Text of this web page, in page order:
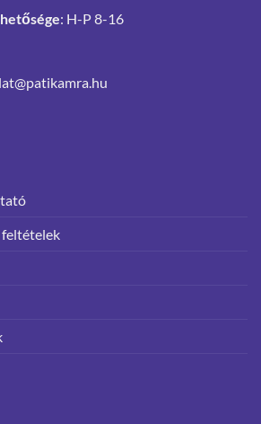
: H-P 8-16
feltételek